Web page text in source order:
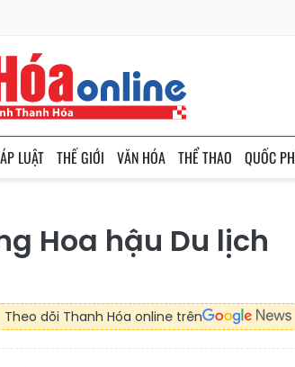
LUẬT THẾ GIỚI VĂN HÓA THỂ THAO QUỐC
Hoa hậu Du lịch
Theo dõi Thanh Hóa online trên